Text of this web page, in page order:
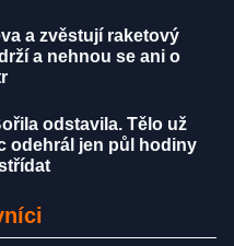
a zvěstují raketový
a nehnou se ani o
odstavila. Tělo už
odehrál jen půl hodiny